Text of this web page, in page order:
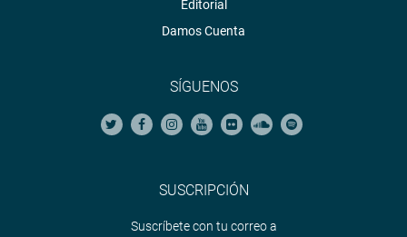
Editorial
Damos Cuenta
SÍGUENOS
SUSCRIPCIÓN
Suscríbete con tu correo a